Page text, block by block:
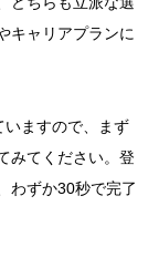
キャリアプランに
いますので、まず
みてください。登
わずか30秒で完了